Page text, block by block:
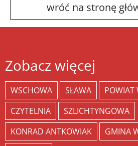
wróć na stronę
Zobacz więcej
WSCHOWA SŁAWA
POWIAT
CZYTELNIA
SZLICHTYNGOWA
KONRAD ANTKOWIAK
GMINA